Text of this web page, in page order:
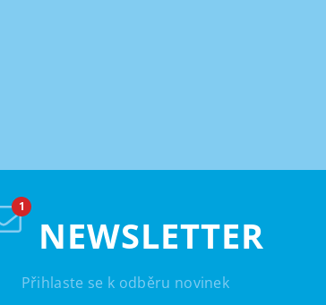
NEWSLETTER
Přihlaste se k odběru novinek